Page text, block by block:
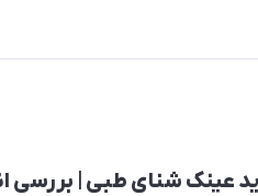
عینک شنای طبی | بررسی